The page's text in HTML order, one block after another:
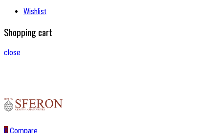
Wishlist
Shopping cart
close
0 Compare